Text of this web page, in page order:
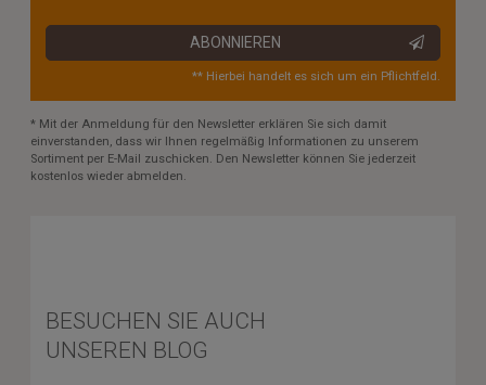
ABONNIEREN
** Hierbei handelt es sich um ein Pflichtfeld.
* Mit der Anmeldung für den Newsletter erklären Sie sich damit
einverstanden, dass wir Ihnen regelmäßig Informationen zu unserem
Sortiment per E-Mail zuschicken. Den Newsletter können Sie jederzeit
kostenlos wieder abmelden.
BESUCHEN SIE AUCH
UNSEREN BLOG